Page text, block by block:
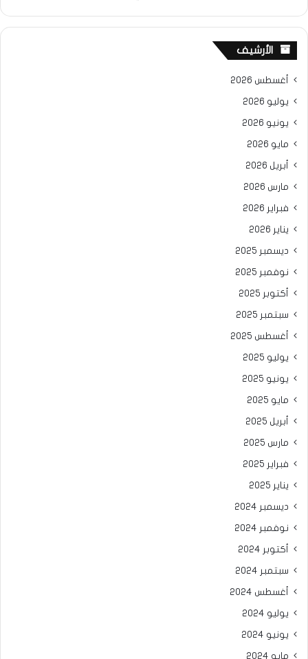
الأرشيف
أغسطس 2026
يوليو 2026
يونيو 2026
مايو 2026
أبريل 2026
مارس 2026
فبراير 2026
يناير 2026
ديسمبر 2025
نوفمبر 2025
أكتوبر 2025
سبتمبر 2025
أغسطس 2025
يوليو 2025
يونيو 2025
مايو 2025
أبريل 2025
مارس 2025
فبراير 2025
يناير 2025
ديسمبر 2024
نوفمبر 2024
أكتوبر 2024
سبتمبر 2024
أغسطس 2024
يوليو 2024
يونيو 2024
مايو 2024